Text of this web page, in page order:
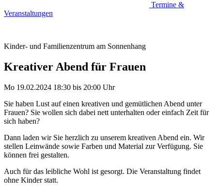
Termine &
Veranstaltungen
Kinder- und Familienzentrum am Sonnenhang
Kreativer Abend für Frauen
Mo 19.02.2024 18:30 bis 20:00 Uhr
Sie haben Lust auf einen kreativen und gemütlichen Abend unter
Frauen? Sie wollen sich dabei nett unterhalten oder einfach Zeit für
sich haben?
Dann laden wir Sie herzlich zu unserem kreativen Abend ein. Wir
stellen Leinwände sowie Farben und Material zur Verfügung. Sie
können frei gestalten.
Auch für das leibliche Wohl ist gesorgt. Die Veranstaltung findet
ohne Kinder statt.